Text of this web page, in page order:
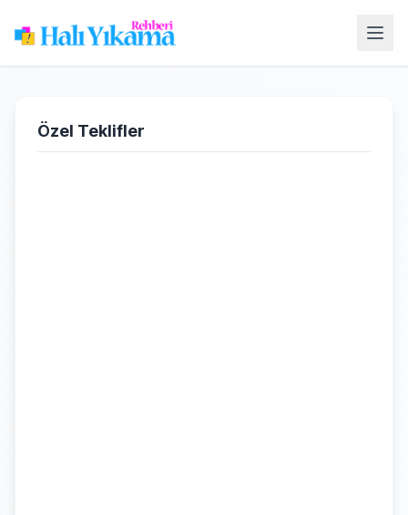
Özel Teklifler